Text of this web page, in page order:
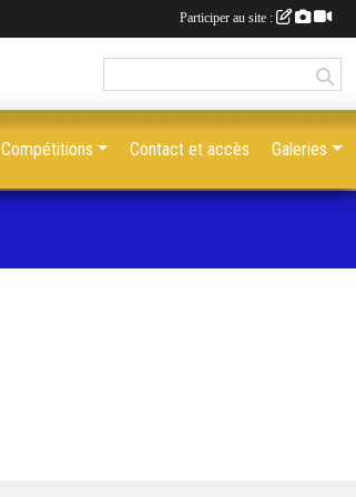
Compétitions Contact et accès Galeries
Participer au site :